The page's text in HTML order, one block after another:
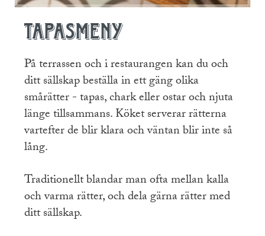
Tapasmeny
På terrassen och i restaurangen kan du och
ditt sällskap beställa in ett gäng olika
smårätter - tapas, chark eller ostar och njuta
länge tillsammans. Köket serverar rätterna
vartefter de blir klara och väntan blir inte så
lång.
Traditionellt blandar man ofta mellan kalla
och varma rätter, och dela gärna rätter med
ditt sällskap.